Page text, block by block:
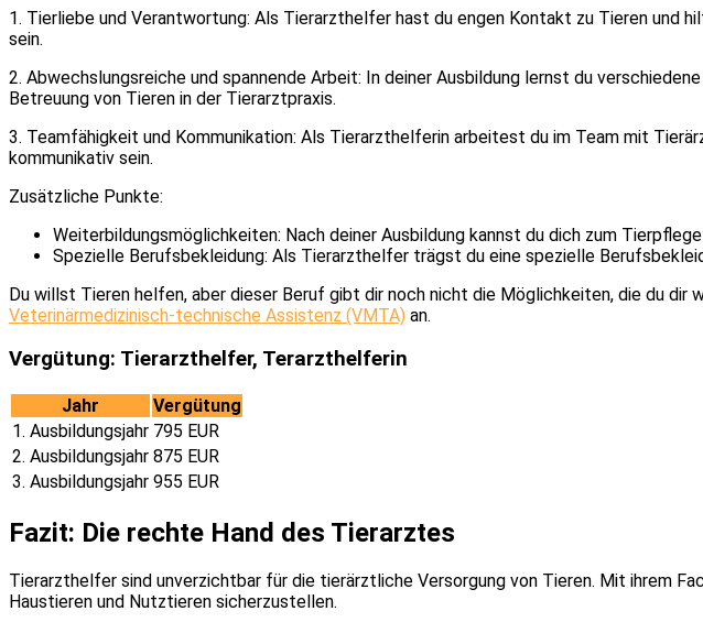
1. Tierliebe und Verantwortung: Als Tierarzthelfer hast du engen Kontakt zu Tieren
sein.
2. Abwechslungsreiche und spannende Arbeit: In deiner Ausbildung lernst du
Betreuung von Tieren in der Tierarztpraxis.
3. Teamfähigkeit und Kommunikation: Als Tierarzthelferin arbeitest du im Team mit
kommunikativ sein.
Zusätzliche Punkte:
Weiterbildungsmöglichkeiten: Nach deiner Ausbildung kannst du dich zum
Spezielle Berufsbekleidung: Als Tierarzthelfer trägst du eine spezielle
Du willst Tieren helfen, aber dieser Beruf gibt dir noch nicht die Möglichkeiten, die du dir
Veterinärmedizinisch-technische Assistenz (VMTA) an.
Vergütung: Tierarzthelfer, Terarzthelferin
Jahr
Vergütung
1. Ausbildungsjahr 795 EUR
2. Ausbildungsjahr 875 EUR
3. Ausbildungsjahr 955 EUR
Fazit: Die rechte Hand des Tierarztes
Tierarzthelfer sind unverzichtbar für die tierärztliche Versorgung von Tieren. Mit ihrem
Haustieren und Nutztieren sicherzustellen.